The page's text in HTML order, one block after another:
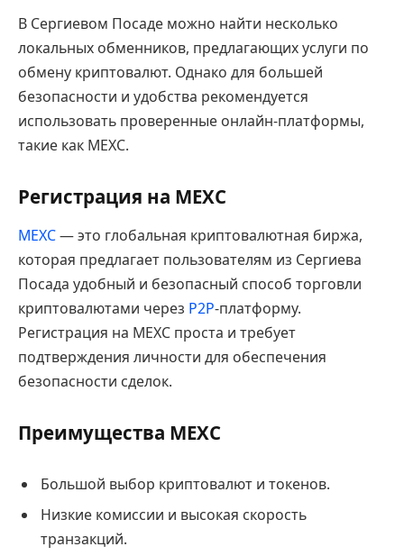
В Сергиевом Посаде можно найти несколько
локальных обменников, предлагающих услуги по
обмену криптовалют. Однако для большей
безопасности и удобства рекомендуется
использовать проверенные онлайн-платформы,
такие как MEXC.
Регистрация на MEXC
MEXC— это глобальная криптовалютная биржа,
которая предлагает пользователям из Сергиева
Посада удобный и безопасный способ торговли
криптовалютами через P2P-платформу.
Регистрация на MEXC проста и требует
подтверждения личности для обеспечения
безопасности сделок.
Преимущества MEXC
Большой выбор криптовалют и токенов.
Низкие комиссии и высокая скорость
транзакций.